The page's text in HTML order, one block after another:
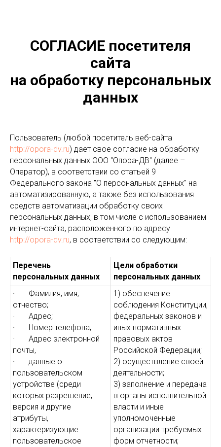
СОГЛАСИЕ посетителя
сайта
на обработку персональных
данных
Пользователь (любой посетитель веб-сайта
http://opora-dv.ru) дает свое согласие на обработку
персональных данных ООО "Опора-ДВ" (далее –
Оператор), в соответствии со статьей 9
Федерального закона "О персональных данных" на
автоматизированную, а также без использования
средств автоматизации обработку своих
персональных данных, в том числе с использованием
интернет-сайта, расположенного по адресу
http://opora-dv.ru, в соответствии со следующим:
Перечень
персональных данных
Цели обработки
персональных данных
· Фамилия, имя,
отчество;
· Адрес;
· Номер телефона;
· Адрес электронной
почты,
· данные о
пользовательском
устройстве (среди
которых разрешение,
версия и другие
атрибуты,
характеризующие
пользовательское
1) обеспечение
соблюдения Конституции,
федеральных законов и
иных нормативных
правовых актов
Российской Федерации;
2) осуществление своей
деятельности;
3) заполнение и передача
в органы исполнительной
власти и иные
уполномоченные
организации требуемых
форм отчетности;